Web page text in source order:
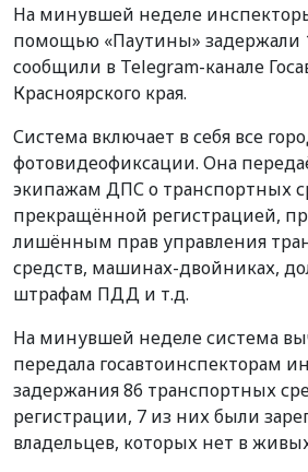
На минувшей неделе
помощью «Паутины» задержали
сообщили в Telegram-канале
Красноярского края.
Система включает в себя все
фотовидеофиксации. Она
экипажам ДПС о транспортных
прекращённой регистрацией,
лишённым прав управления
средств, машинах-двойниках,
штрафам ПДД и т.д.
На минувшей неделе система
передала госавтоинспекторам
задержания 86 транспортных
регистрации, 7 из них были
владельцев, которых нет в